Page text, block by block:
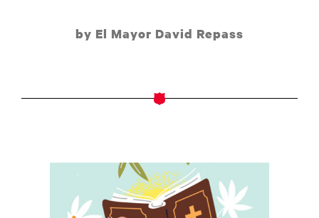
by El Mayor David Repass